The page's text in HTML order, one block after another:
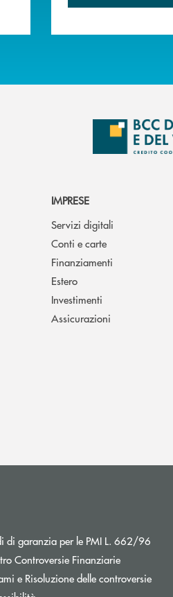
IMPRESE
Servizi digitali
Conti e carte
Finanziamenti
Estero
Investimenti
Assicurazioni
di garanzia per le PMI L. 662/96
Controversie FinanziarieApre una
e Risoluzione delle controversie